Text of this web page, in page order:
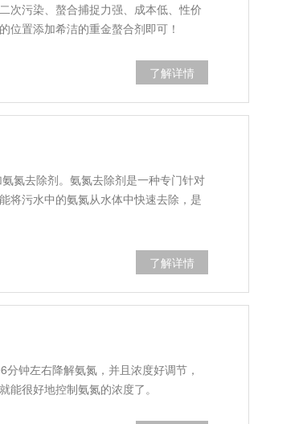
次污染、螯合捕捉力强、成本低、性价
位置添加希洁的重金螯合剂即可！
了解详情
氮去除剂。氨氮去除剂是一种专门针对
将污水中的氨氮从水体中快速去除，是
了解详情
钟左右降解氨氮，并且浓度好调节，
能很好地控制氨氮的浓度了。